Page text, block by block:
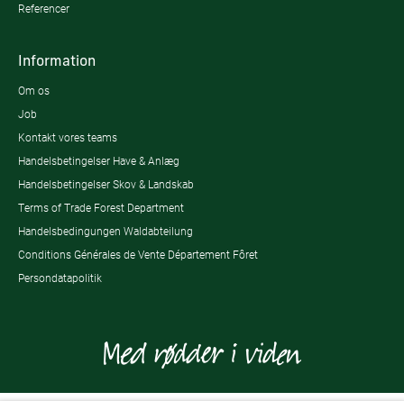
Referencer
Information
Om os
Job
Kontakt vores teams
Handelsbetingelser Have & Anlæg
Handelsbetingelser Skov & Landskab
Terms of Trade Forest Department
Handelsbedingungen Waldabteilung
Conditions Générales de Vente Département Fôret
Persondatapolitik